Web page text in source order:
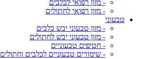
- מזון רפואי לכלבים
- מזון רפואי לחתולים
טבעוני
- מזון טבעוני יבש כלבים
- מזון טבעוני יבש לחתולים
- חטיפים טבעוניים
- שימורים טבעוניים לכלבים וחתולים